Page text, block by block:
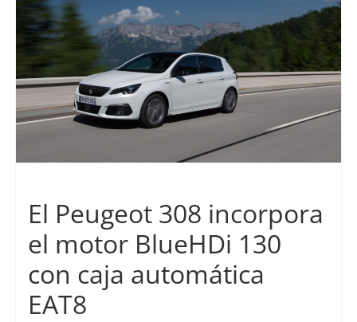
El Peugeot 308 incorpora
el motor BlueHDi 130
con caja automática
EAT8